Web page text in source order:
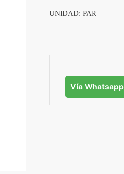
UNIDAD: PAR
Vía Whatsapp